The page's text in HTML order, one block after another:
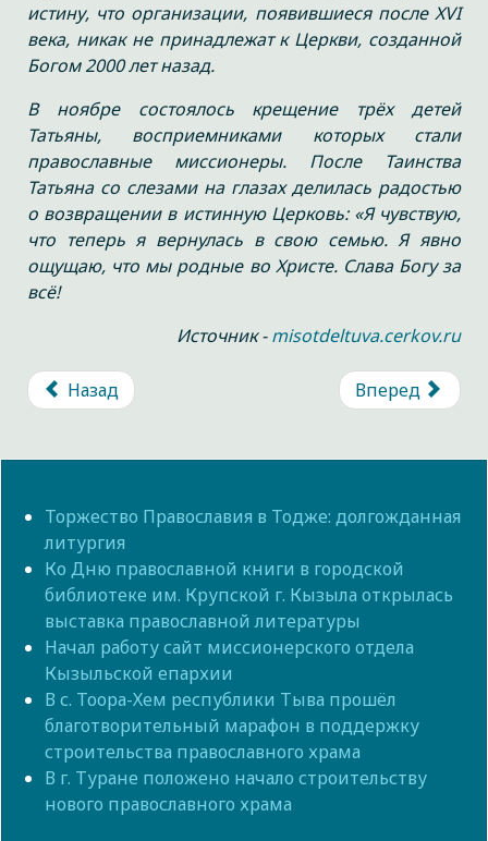
истину, что организации, появившиеся после XVI
века, никак не принадлежат к Церкви, созданной
Богом 2000 лет назад.
В ноябре состоялось крещение трёх детей
Татьяны, восприемниками которых стали
православные миссионеры. После Таинства
Татьяна со слезами на глазах делилась радостью
о возвращении в истинную Церковь: «Я чувствую,
что теперь я вернулась в свою семью. Я явно
ощущаю, что мы родные во Христе. Слава Богу за
всё!
Источник -misotdeltuva.cerkov.ru
Назад Вперед
Торжество Православия в Тодже: долгожданная
литургия
Ко Дню православной книги в городской
библиотеке им. Крупской г. Кызыла открылась
выставка православной литературы
Начал работу сайт миссионерского отдела
Кызыльской епархии
В с. Тоора-Хем республики Тыва прошёл
благотворительный марафон в поддержку
строительства православного храма
В г. Туране положено начало строительству
нового православного храма